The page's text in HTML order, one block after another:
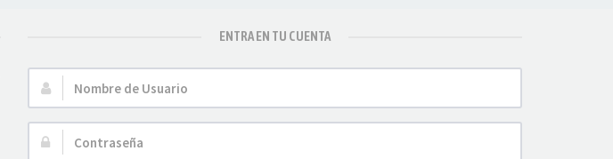
ENTRA EN TU CUENTA
Nombre
de
Usuario:
Contraseña: